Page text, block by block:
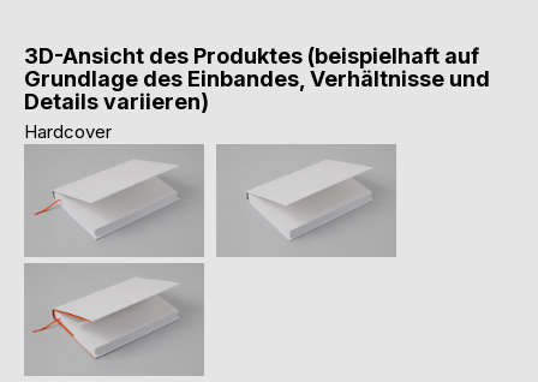
3D-Ansicht des Produktes (beispielhaft auf
Grundlage des Einbandes, Verhältnisse und
Details variieren)
Hardcover